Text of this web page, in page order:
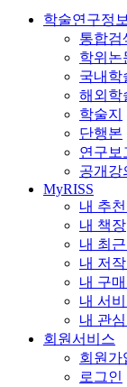
학술연구정
통합검
학위논
국내학
해외학
학술지
단행본
연구보
공개강
MyRISS
내 추
내 책장
내 최
내 저
내 구
내 서
내 관
회원서비스
회원가
로그인